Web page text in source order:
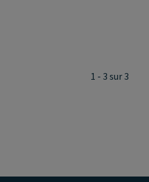
1 - 3 sur 3